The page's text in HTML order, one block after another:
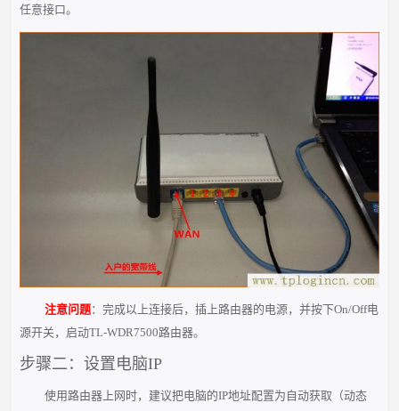
任意接口。
注意问题：完成以上连接后，插上路由器的电源，并按下On/Off电
源开关，启动TL-WDR7500路由器。
步骤二：设置电脑IP
使用路由器上网时，建议把电脑的IP地址配置为自动获取（动态